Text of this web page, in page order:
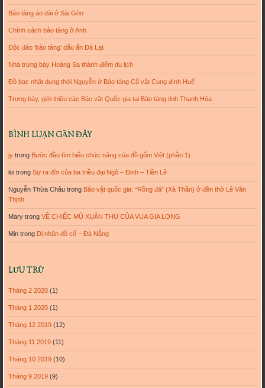
Bảo tàng áo dài ở Sài Gòn
Chính sách bảo tàng ở Anh
Độc đáo ‘bảo tàng’ dấu ấn Đà Lạt
Nhà trưng bày Hoàng Sa thành điểm du lịch
Đồ bạc nhật dụng thời Nguyễn ở Bảo tàng Cổ vật Cung đình Huế
Trưng bày, giới thiệu các Bảo vật Quốc gia tại Bảo tàng tỉnh Thanh Hóa
BÌNH LUẬN GẦN ĐÂY
jytrong Bước đầu tìm hiểu chức năng của đồ gốm Việt (phần 1)
loitrong Sự ra đời của ba triều đại Ngô – Đinh – Tiền Lê
Nguyễn Thừa Châutrong Bảo vật quốc gia: “Rồng đá” (Xà Thần) ở đền thờ Lê Văn
Thịnh
Marytrong VỀ CHIẾC MŨ XUÂN THU CỦA VUA GIA LONG
Mintrong Dị nhân đồ cổ – Đà Nẵng
LƯU TRỮ
Tháng 2 2020(1)
Tháng 1 2020(1)
Tháng 12 2019(12)
Tháng 11 2019(11)
Tháng 10 2019(10)
Tháng 9 2019(9)